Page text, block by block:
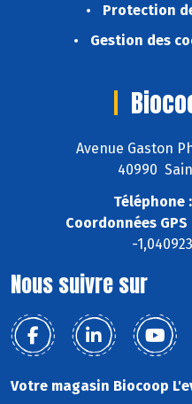
Protection
Gestion des
Avenue Gaston
40990
Téléphone :
Coordonnées GPS
-
Nous suivre sur
Votre magasin Biocoop